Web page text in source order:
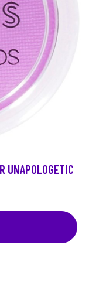
UNAPOLOGETIC